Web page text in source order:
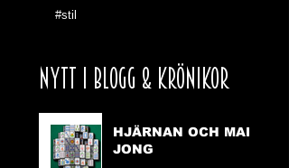
#stil
NYTT I BLOGG & KRÖNIKOR
HJÄRNAN OCH MAH
JONG